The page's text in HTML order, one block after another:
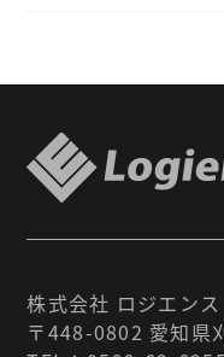
株式会社 ロジエンス
〒448-0802 愛知県